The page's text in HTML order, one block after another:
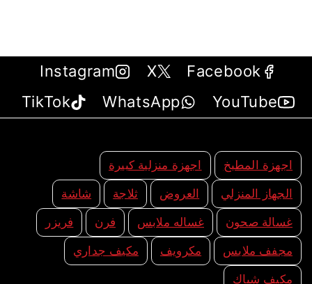
Facebook
X
Instagram
YouTube
WhatsApp
TikTok
اجهزة المطبخ اجهزة منزلية كبيرة
الجهاز المنزلي العروض ثلاجة شاشة
غسالة صحون غساله ملابس فرن فريزر
مجفف ملابس مكرويف مكيف جداري
مكيف شباك